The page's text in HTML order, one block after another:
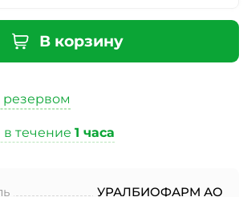
В корзину
резервом
течение 1 часа
УРАЛБИОФАРМ АО
сообщений